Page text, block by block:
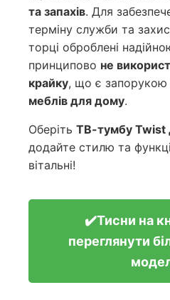
та запахів. Для
терміну служби та
торці оброблені
принципово не
крайку, що є запорукою
меблів для дому.
Оберіть ТВ-тумбу Twist
додайте стилю та
вітальні!
✔️Тисни на
переглянути